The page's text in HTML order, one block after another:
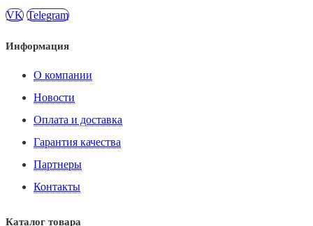
VK Telegram
Информация
О компании
Новости
Оплата и доставка
Гарантия качества
Партнеры
Контакты
Каталог товара